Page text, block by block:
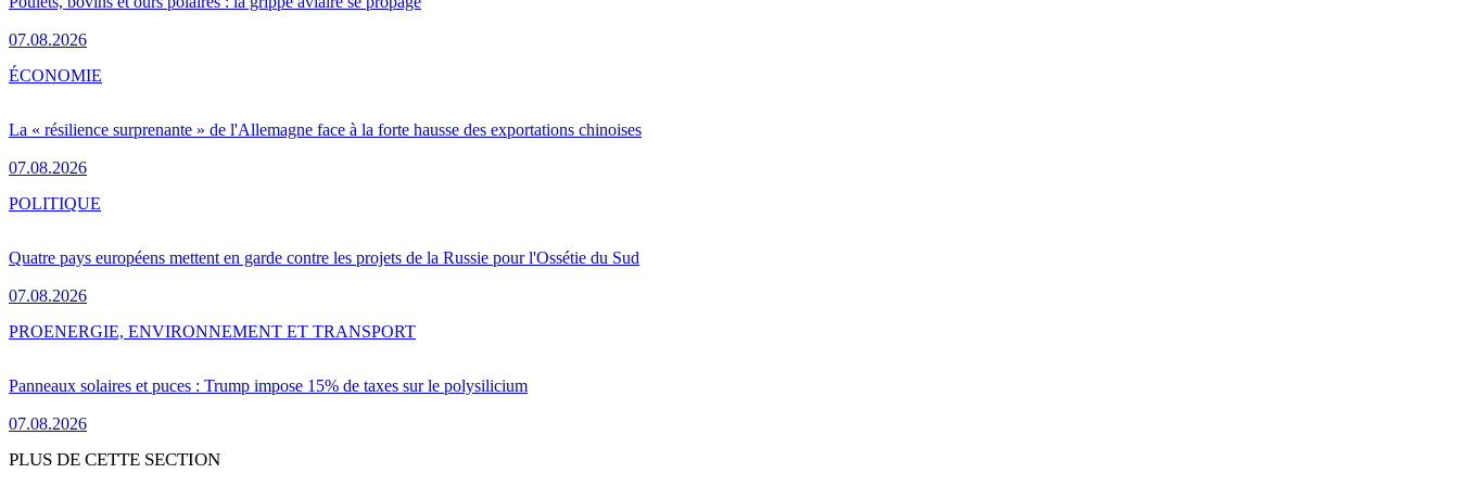
07.08.2026
La « résilience surprenante » de l'Allemagne face à la forte hausse des exportations chinoises
07.08.2026
ÉCONOMIE
Quatre pays européens mettent en garde contre les projets de la Russie pour l'Ossétie du Sud
07.08.2026
POLITIQUE
Panneaux solaires et puces : Trump impose 15% de taxes sur le polysilicium
07.08.2026
PROENERGIE, ENVIRONNEMENT ET TRANSPORT
PLUS DE CETTE SECTION